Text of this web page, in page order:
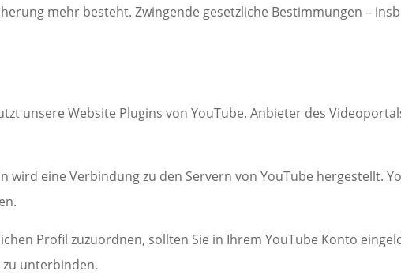
mehr besteht. Zwingende gesetzliche Bestimmungen –
unsere Website Plugins von YouTube. Anbieter des
wird eine Verbindung zu den Servern von YouTube hergestellt.
Profil zuzuordnen, sollten Sie in Ihrem YouTube Konto
zu unterbinden.